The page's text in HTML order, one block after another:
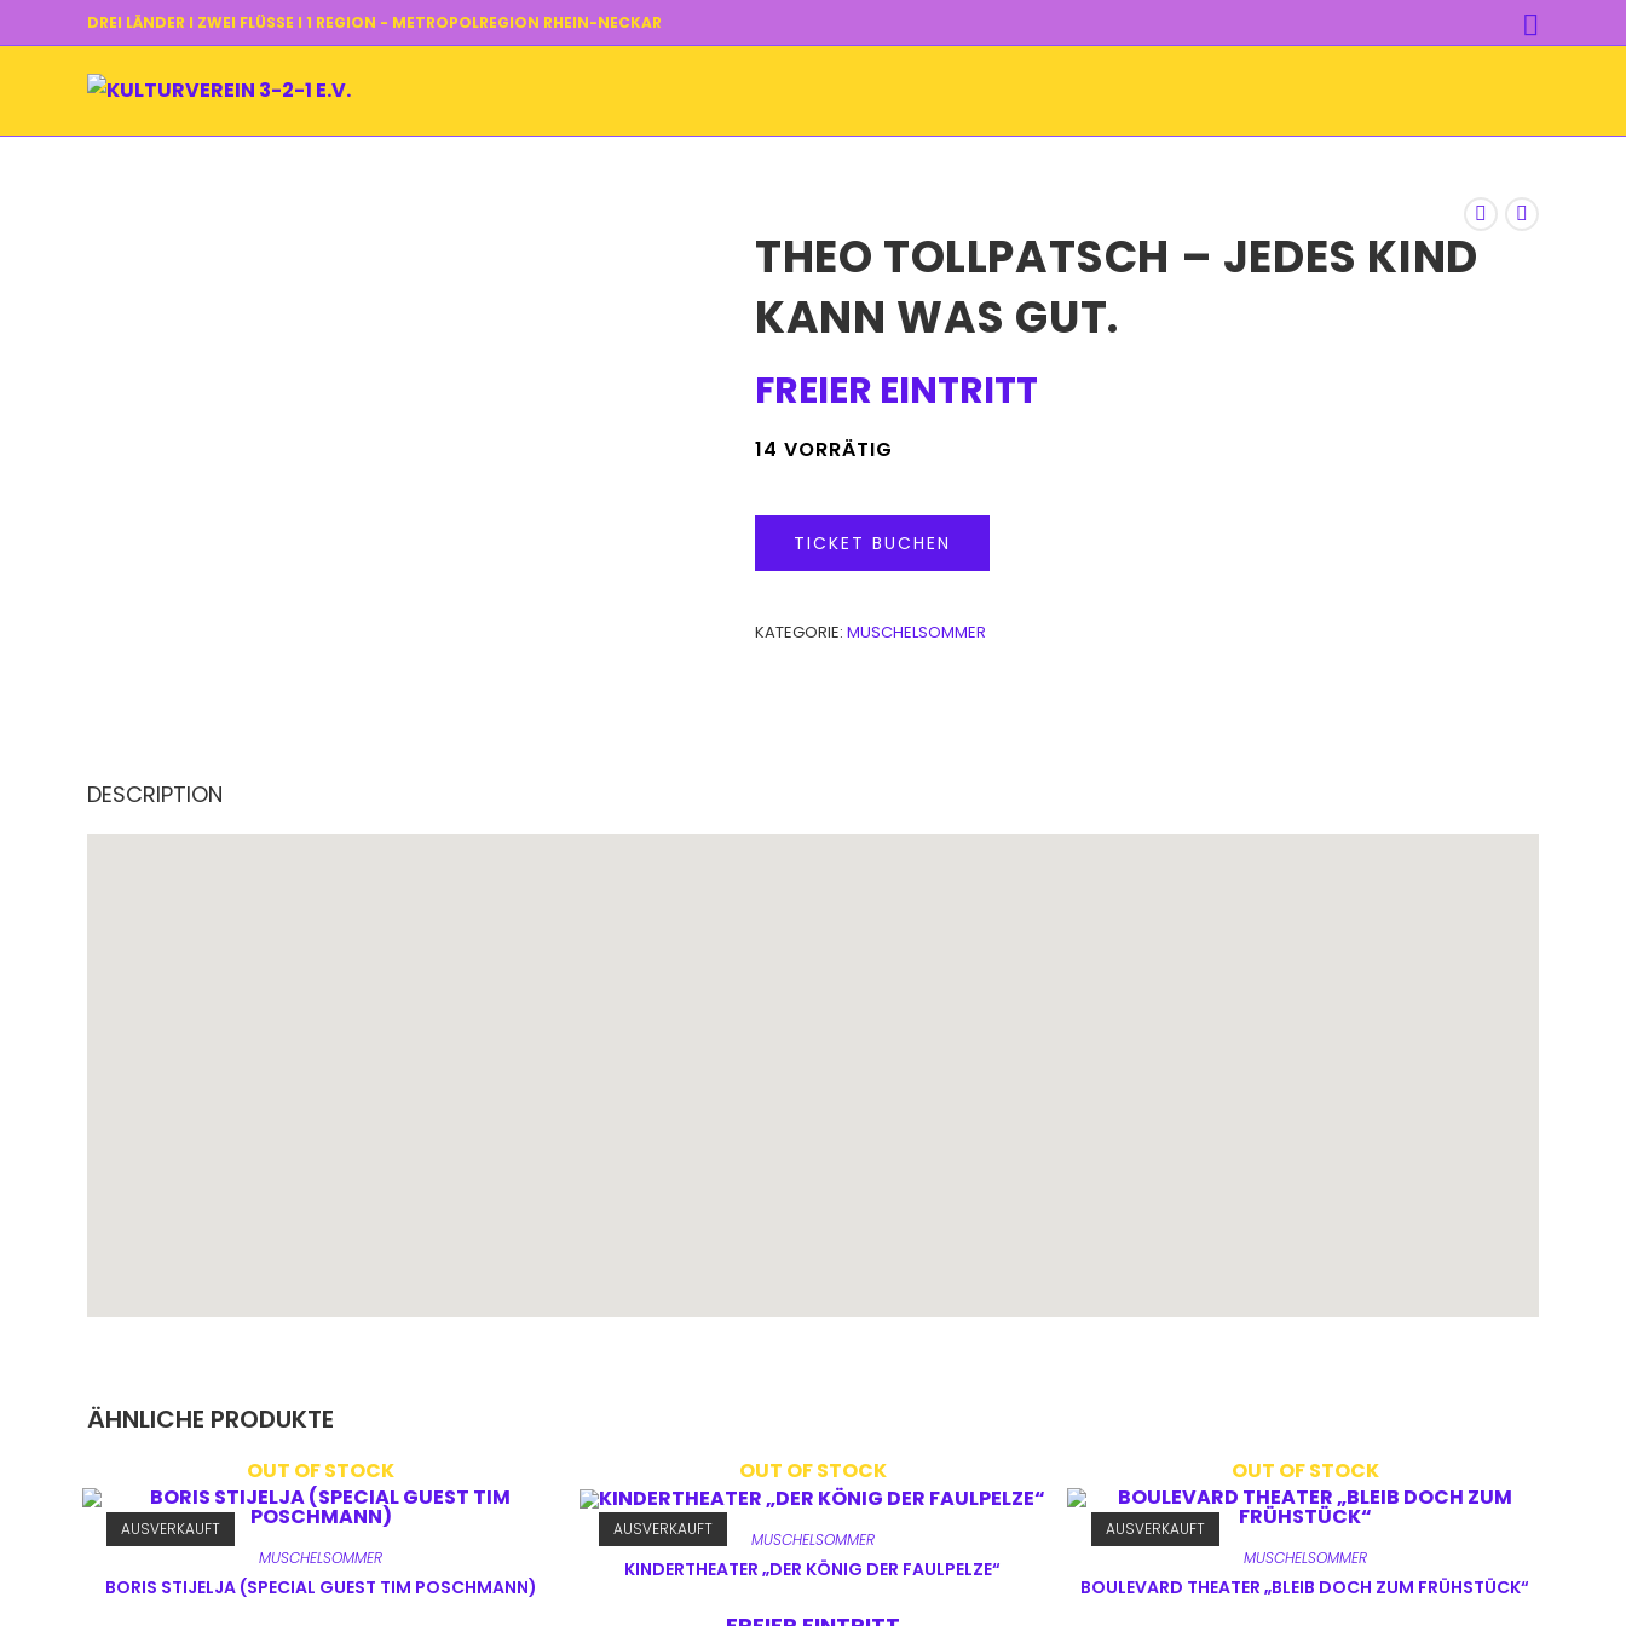
DREI LÄNDER I ZWEI FLÜSSE I 1 REGION - METROPOLREGION RHEIN-NECKAR
THEO TOLLPATSCH – JEDES KIND
KANN WAS GUT.
FREIER EINTRITT
14 VORRÄTIG
TICKET BUCHEN
KATEGORIE: MUSCHELSOMMER
DESCRIPTION
ÄHNLICHE PRODUKTE
OUT OF STOCK
AUSVERKAUFT
MUSCHELSOMMER
BORIS STIJELJA (SPECIAL GUEST TIM POSCHMANN)
OUT OF STOCK
AUSVERKAUFT
MUSCHELSOMMER
KINDERTHEATER „DER KÖNIG DER FAULPELZE“
OUT OF STOCK
AUSVERKAUFT
MUSCHELSOMMER
BOULEVARD THEATER „BLEIB DOCH ZUM FRÜHSTÜCK“